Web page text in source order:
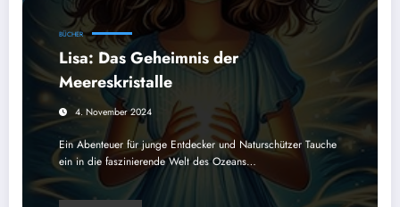
BÜCHER
Lisa: Das Geheimnis der
Meereskristalle
4. November 2024
Ein Abenteuer für junge Entdecker und Naturschützer Tauche
ein in die faszinierende Welt des Ozeans…